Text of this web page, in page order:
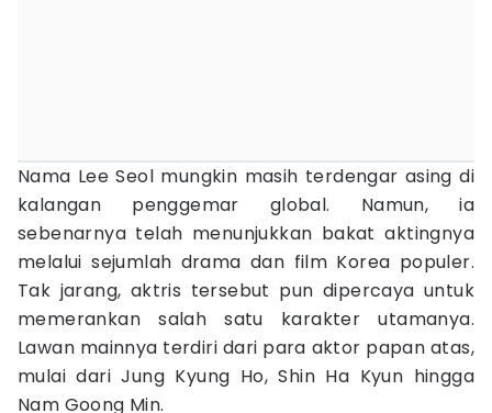
Nama Lee Seol mungkin masih terdengar asing di
kalangan penggemar global. Namun, ia
sebenarnya telah menunjukkan bakat aktingnya
melalui sejumlah drama dan film Korea populer.
Tak jarang, aktris tersebut pun dipercaya untuk
memerankan salah satu karakter utamanya.
Lawan mainnya terdiri dari para aktor papan atas,
mulai dari Jung Kyung Ho, Shin Ha Kyun hingga
Nam Goong Min.